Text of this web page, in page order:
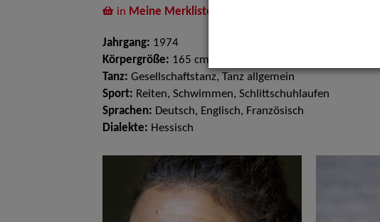
in Meine Merkliste
Jahrgang: 1974
Körpergröße: 165 cm
Tanz: Gesellschaftstanz, Tanz allgemein
Sport: Reiten, Schwimmen, Schlittschuhlaufen
Sprachen: Deutsch, Englisch, Französisch
Dialekte: Hessisch